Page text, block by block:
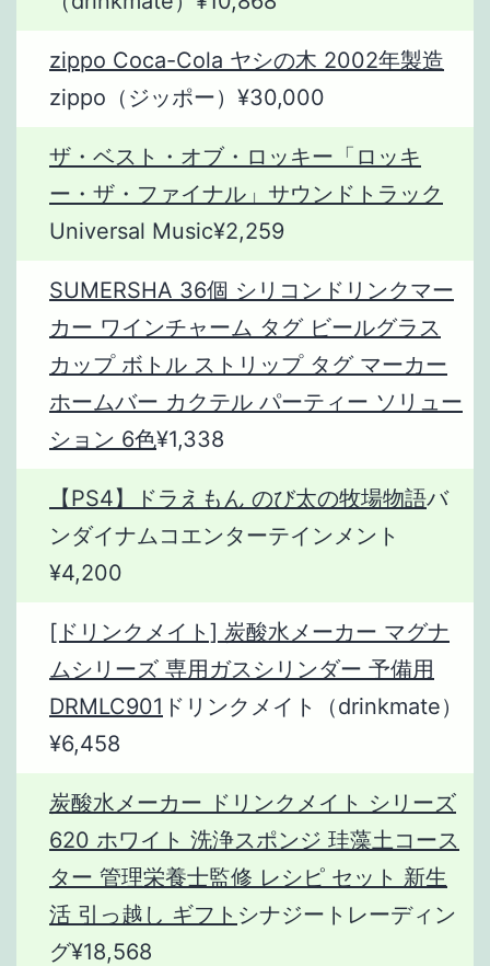
zippo Coca-Cola ヤシの木 2002年製造
zippo（ジッポー）¥30,000
ザ・ベスト・オブ・ロッキー「ロッキ
ー・ザ・ファイナル」サウンドトラック
Universal Music¥2,259
SUMERSHA 36個 シリコンドリンクマー
カー ワインチャーム タグ ビールグラス
カップ ボトル ストリップ タグ マーカー
ホームバー カクテル パーティー ソリュー
ション 6色¥1,338
【PS4】ドラえもん のび太の牧場物語バ
ンダイナムコエンターテインメント
¥4,200
[ドリンクメイト] 炭酸水メーカー マグナ
ムシリーズ 専用ガスシリンダー 予備用
DRMLC901 ドリンクメイト（drinkmate）
¥6,458
炭酸水メーカー ドリンクメイト シリーズ
620 ホワイト 洗浄スポンジ 珪藻土コース
ター 管理栄養士監修 レシピ セット 新生
活 引っ越し ギフト シナジートレーディン
グ¥18,568